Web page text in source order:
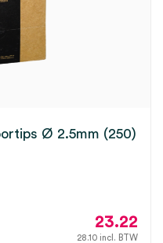
Ø 2.5mm (250)
23.22
28.10 incl. BTW